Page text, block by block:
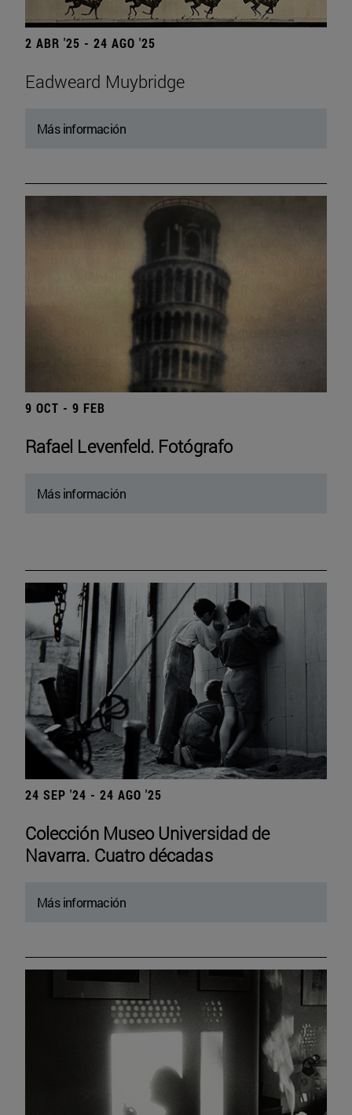
2 ABR '25 - 24 AGO '25
Eadweard Muybridge
Más información
9 OCT - 9 FEB
Rafael Levenfeld. Fotógrafo
Más información
24 SEP '24 - 24 AGO '25
Colección Museo Universidad de
Navarra. Cuatro décadas
Más información